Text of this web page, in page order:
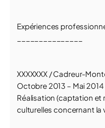
Expériences
XXXXXXX / Cadreur-
Octobre 2013 – Mai 2014
Réalisation (captation et
culturelles concernant la